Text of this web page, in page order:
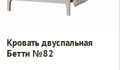
Кровать двуспальная
Бетти №82